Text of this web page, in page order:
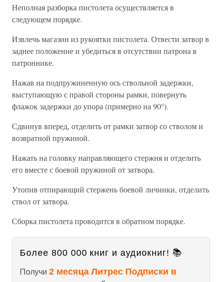
Неполная разборка пистолета осуществляется в
следующем порядке.
Извлечь магазин из рукоятки пистолета. Отвести затвор в
заднее положение и убедиться в отсутствии патрона в
патроннике.
Нажав на подпружиненную ось ствольной задержки,
выступающую с правой стороны рамки, повернуть
флажок задержки до упора (примерно на 90°).
Сдвинув вперед, отделить от рамки затвор со стволом и
возвратной пружиной.
Нажать на головку направляющего стержня и отделить
его вместе с боевой пружиной от затвора.
Утопив отпирающий стержень боевой личинки, отделить
ствол от затвора.
Сборка пистолета проводится в обратном порядке.
Более 800 000 книг и аудиокниг! 📚
Получи 2 месяца Литрес Подписки в